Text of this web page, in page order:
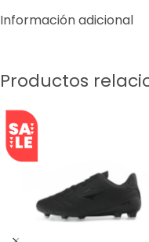
Información adicional
Productos